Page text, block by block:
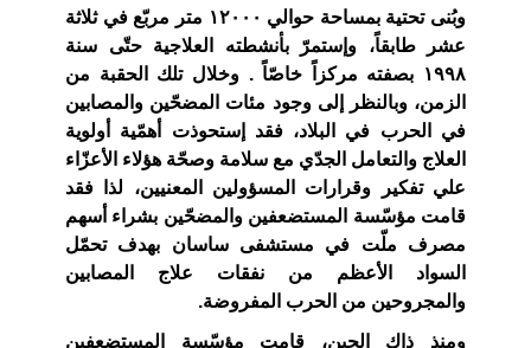
وبُنى تحتية بمساحة حوالي ۱۲۰۰۰ متر مربّع في ثلاثة
عشر طابقاً، وإستمرّ بأنشطته العلاجية حتّى سنة
۱۹۹۸ بصفته مركزاً خاصّاً . وخلال تلك الحقبة من
الزمن، وبالنظر إلى وجود مئات المضحّين والمصابين
في الحرب في البلاد، فقد إستحوذت أهمّية أولوية
العلاج والتعامل الجدّي مع سلامة وصحّة هؤلاء الأعزّاء
علي تفكير وقرارات المسؤولين المعنيين، لذا فقد
قامت مؤسّسة المستضعفين والمضحّين بشراء أسهم
مصرف ملّت في مستشفى ساسان بهدف تحمّل
السواد الأعظم من نفقات علاج المصابين
والمجروحين من الحرب المفروضة.
ومنذ ذا ك الحين، قامت مؤسّسة المستضعفين